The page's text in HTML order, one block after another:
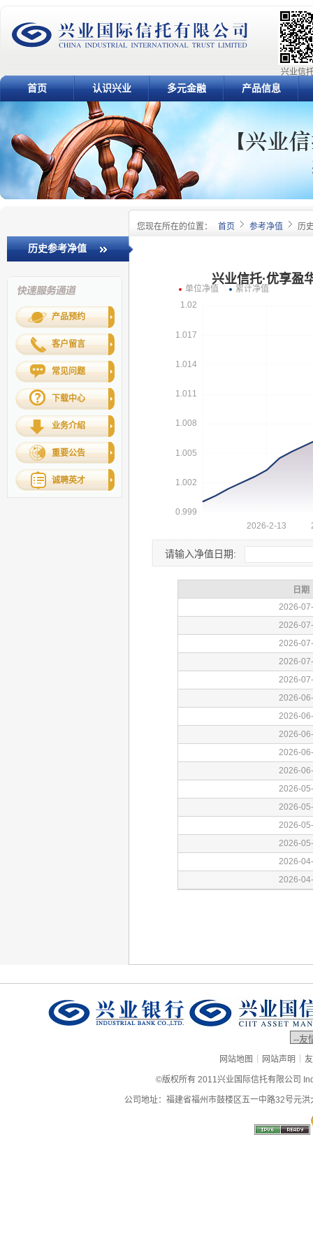
兴业信
首页 认识兴业 多元金融 产品信息
您现在所在的位置： 首页 参考净值 历
历史参考净值
产品预约
客户留言
常见问题
下载中心
业务介绍
重要公告
诚聘英才
请输入净值日期:
网站地图 | 网站声明 |
©版权所有 2011兴业国际信托有限公司
公司地址：福建省福州市鼓楼区五一中路32号元